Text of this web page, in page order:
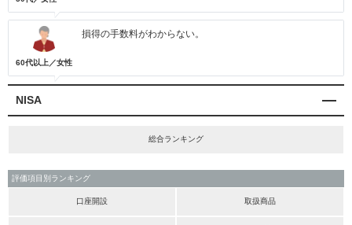
60代以上／女性
損得の手数料がわからない。
NISA
総合ランキング
評価項目別ランキング
口座開設 取扱商品